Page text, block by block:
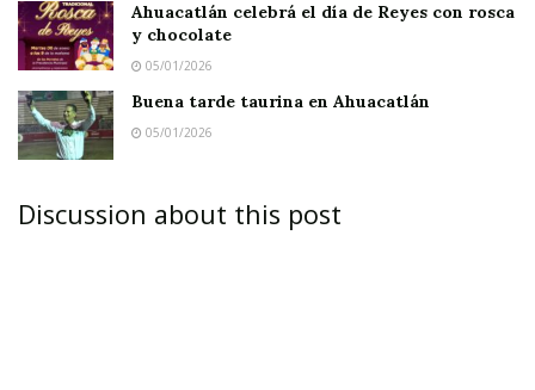
Ahuacatlán celebrá el día de Reyes con rosca
y chocolate
05/01/2026
Buena tarde taurina en Ahuacatlán
05/01/2026
Discussion about this post